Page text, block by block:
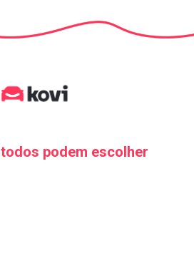
todos podem escolher